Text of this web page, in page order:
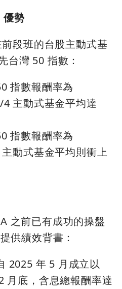
勢
段班的台股主動式基
台灣 50 指數：
指數報酬率為
主動式基金平均達
指數報酬率為
動式基金平均則衝上
之前已有成功的操盤
供績效背書：
2025 年 5 月成立以
月底，含息總報酬率達